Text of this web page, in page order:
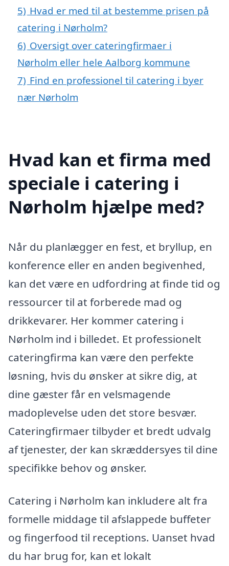
5) Hvad er med til at bestemme prisen på
catering i Nørholm?
6) Oversigt over cateringfirmaer i
Nørholm eller hele Aalborg kommune
7) Find en professionel til catering i byer
nær Nørholm
Hvad kan et firma med
speciale i catering i
Nørholm hjælpe med?
Når du planlægger en fest, et bryllup, en
konference eller en anden begivenhed,
kan det være en udfordring at finde tid og
ressourcer til at forberede mad og
drikkevarer. Her kommer catering i
Nørholm ind i billedet. Et professionelt
cateringfirma kan være den perfekte
løsning, hvis du ønsker at sikre dig, at
dine gæster får en velsmagende
madoplevelse uden det store besvær.
Cateringfirmaer tilbyder et bredt udvalg
af tjenester, der kan skræddersyes til dine
specifikke behov og ønsker.
Catering i Nørholm kan inkludere alt fra
formelle middage til afslappede buffeter
og fingerfood til receptions. Uanset hvad
du har brug for, kan et lokalt